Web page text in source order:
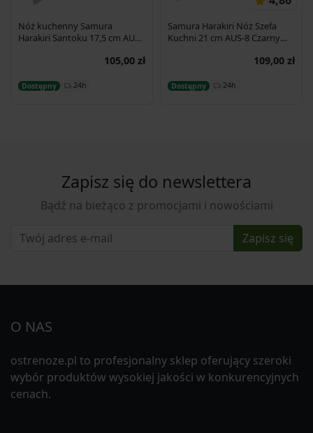
Nóż kuchenny Samura
Harakiri Santoku 17,5 cm AUS-
105,00 zł
Dostępny 24h
Dodaj do koszyka
Samura Harakiri Nóż Szefa
Kuchni 21 cm AUS-8 Czarny
109,00 zł
Dostępny 24h
Dodaj do koszyka
Zapisz się do newslettera
Bądź na bieżąco z promocjami i nowościami
Zapisz się
O NAS
ostrenoze.pl to profesjonalny sklep oferujący szeroki
wybór produktów wysokiej jakości w konkurencyjnych
cenach.